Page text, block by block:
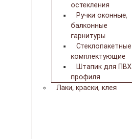
остекления
Ручки оконные,
балконные
гарнитуры
Стеклопакетные
комплектующие
Штапик для ПВХ
профиля
Лаки, краски, клея